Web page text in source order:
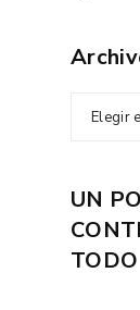
Elegir
UN